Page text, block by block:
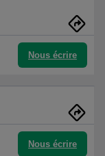
Nous écrire
Nous écrire